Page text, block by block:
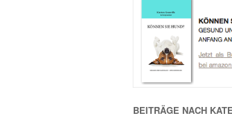
BEITRÄGE NACH